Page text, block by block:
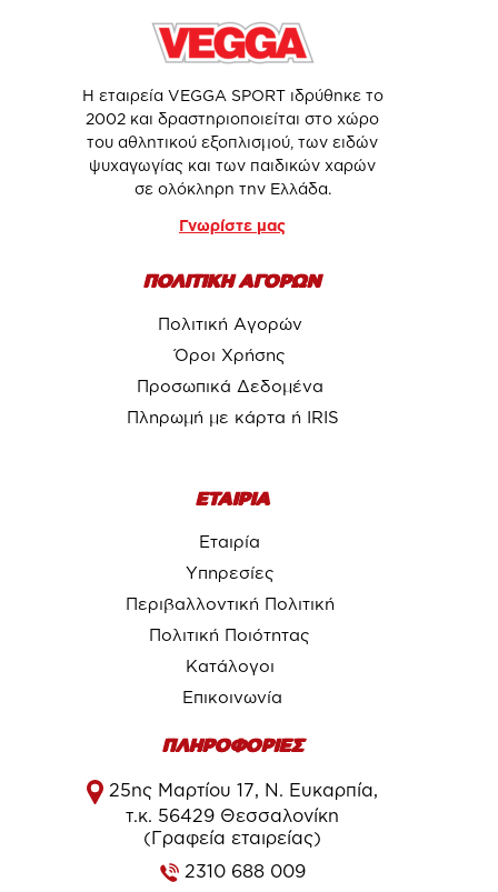
Η εταιρεία VEGGA SPORT ιδρύθηκε το
2002 και δραστηριοποιείται στο χώρο
του αθλητικού εξοπλισμού, των ειδών
ψυχαγωγίας και των παιδικών χαρών
σε ολόκληρη την Ελλάδα.
Γνωρίστε μας
ΠΟΛΙΤΙΚΗ ΑΓΟΡΩΝ
Πολιτική Αγορών
Όροι Χρήσης
Προσωπικά Δεδομένα
Πληρωμή με κάρτα ή IRIS
ΕΤΑΙΡΙΑ
Εταιρία
Υπηρεσίες
Περιβαλλοντική Πολιτική
Πολιτική Ποιότητας
Κατάλογοι
Επικοινωνία
ΠΛΗΡΟΦΟΡΙΕΣ
25ης Μαρτίου 17, Ν. Ευκαρπία,
τ.κ. 56429 Θεσσαλονίκη
(Γραφεία εταιρείας)
2310 688 009